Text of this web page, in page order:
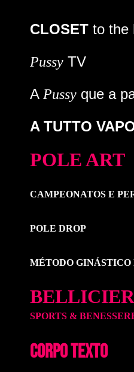
CLOSET to the
Pussy TV
A Pussy que a
A TUTTO
POLE ART
CAMPEONATOS E
POLE DROP
MÉTODO
SPORTS &
CORPO TEXTO